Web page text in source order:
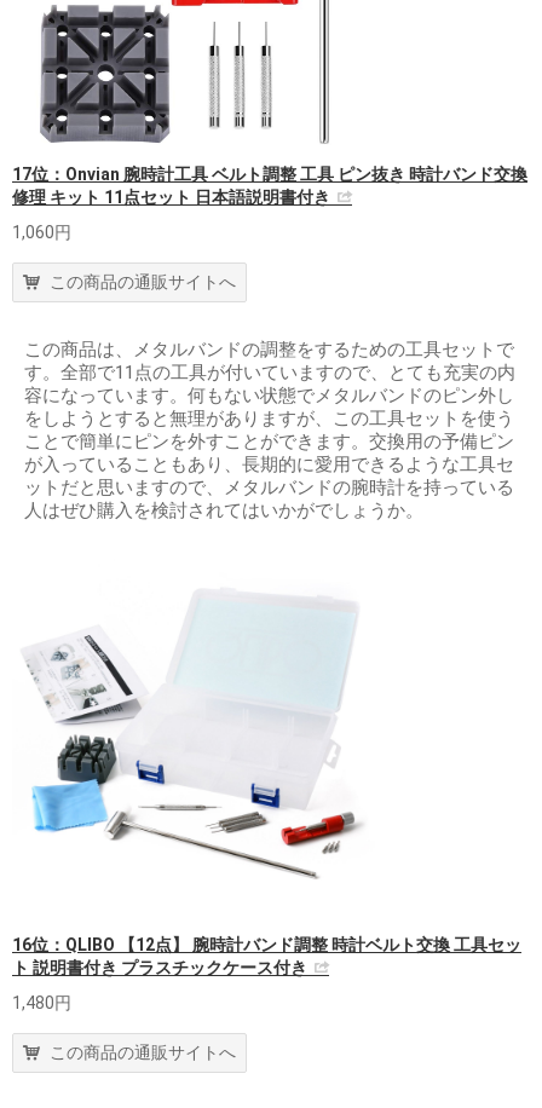
17位：Onvian 腕時計工具 ベルト調整 工具 ピン抜き 時計バンド交換
修理 キット 11点セット 日本語説明書付き
1,060円
この商品の通販サイトへ
この商品は、メタルバンドの調整をするための工具セットで
す。全部で11点の工具が付いていますので、とても充実の内
容になっています。何もない状態でメタルバンドのピン外し
をしようとすると無理がありますが、この工具セットを使う
ことで簡単にピンを外すことができます。交換用の予備ピン
が入っていることもあり、長期的に愛用できるような工具セ
ットだと思いますので、メタルバンドの腕時計を持っている
人はぜひ購入を検討されてはいかがでしょうか。
16位：QLIBO 【12点】 腕時計バンド調整 時計ベルト交換 工具セッ
ト 説明書付き プラスチックケース付き
1,480円
この商品の通販サイトへ